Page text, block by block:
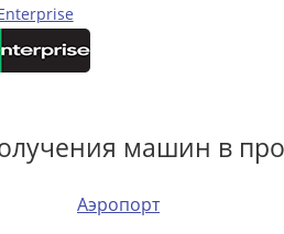
машин в
Аэропорт